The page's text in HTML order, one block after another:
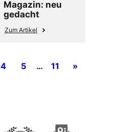
Magazin: neu
gedacht
Zum Artikel
4 5 … 11 »